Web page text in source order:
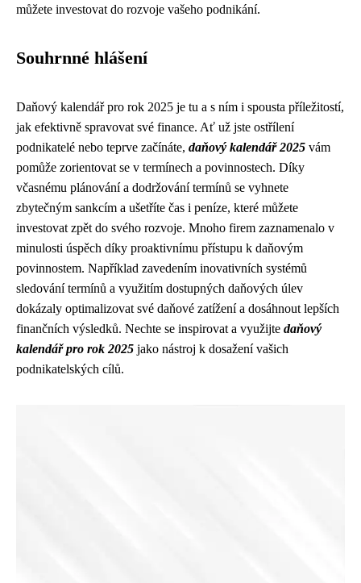
můžete investovat do rozvoje vašeho podnikání.
Souhrnné hlášení
Daňový kalendář pro rok 2025 je tu a s ním i spousta příležitostí,
jak efektivně spravovat své finance. Ať už jste ostřílení
podnikatelé nebo teprve začínáte, daňový kalendář 2025 vám
pomůže zorientovat se v termínech a povinnostech. Díky
včasnému plánování a dodržování termínů se vyhnete
zbytečným sankcím a ušetříte čas i peníze, které můžete
investovat zpět do svého rozvoje. Mnoho firem zaznamenalo v
minulosti úspěch díky proaktivnímu přístupu k daňovým
povinnostem. Například zavedením inovativních systémů
sledování termínů a využitím dostupných daňových úlev
dokázaly optimalizovat své daňové zatížení a dosáhnout lepších
finančních výsledků. Nechte se inspirovat a využijte daňový
kalendář pro rok 2025 jako nástroj k dosažení vašich
podnikatelských cílů.